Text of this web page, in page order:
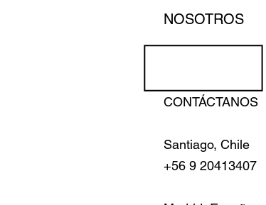
NOSOTROS
CONTÁCTANOS
Santiago, Chile
+56 9 20413407